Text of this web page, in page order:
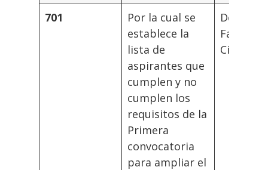
701
Por la cual se
establece la
lista de
aspirantes que
cumplen y no
cumplen los
requisitos de la
Primera
convocatoria
para ampliar el
Decano
Facultad
Ciencias